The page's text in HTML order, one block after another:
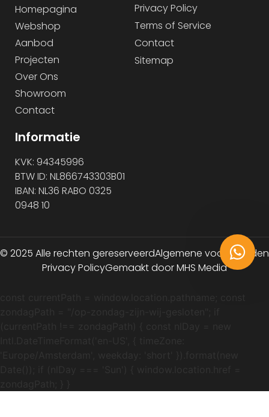
Homepagina
Webshop
Aanbod
Projecten
Over Ons
Showroom
Contact
Privacy Policy
Terms of Service
Contact
Sitemap
Informatie
KVK: 94345996
BTW ID: NL866743303B01
IBAN: NL36 RABO 0325
0948 10
© 2025 Alle rechten gereserveerdAlgemene voorwaarden
Privacy PolicyGemaakt door MHS Media